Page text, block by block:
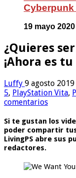
19 mayo 2020
¿Quieres
¡Ahora es
Luffy 9 agosto 2019
5, PlayStation Vita,
comentarios
Si te gustan los
poder compartir
LivingPS abre sus
redactores.